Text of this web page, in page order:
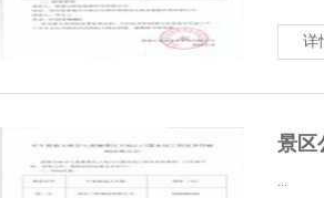
详
景区
...